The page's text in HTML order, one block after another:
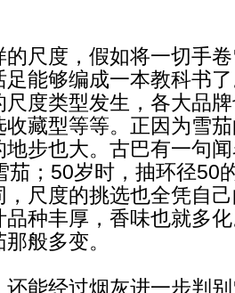
度，假如将一切手卷
足能够编成一本教科书
尺度类型发生，各大品
收藏型等等。正因为雪
步也大。古巴有一句
茄；50岁时，抽环径50
尺度的挑选也全凭自
品种丰厚，香味也就多
般多变。
经过烟灰进一步判别